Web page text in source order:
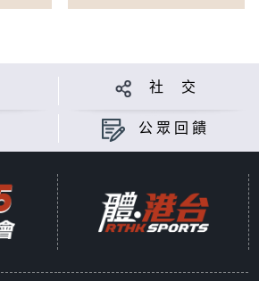
社 交
公眾回饋